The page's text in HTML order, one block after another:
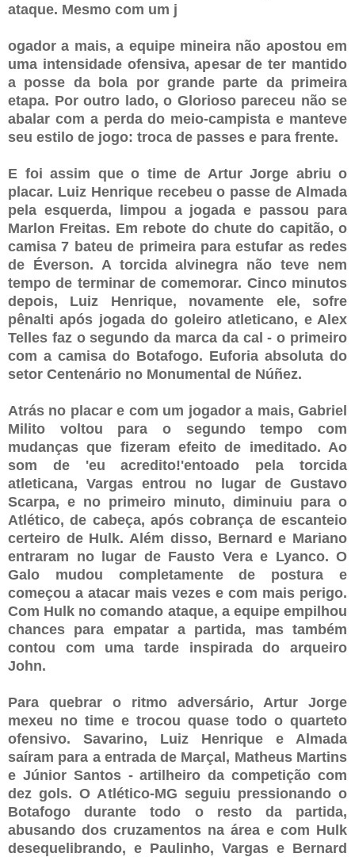
ataque. Mesmo com um j
ogador a mais, a equipe mineira não apostou em
uma intensidade ofensiva, apesar de ter mantido
a posse da bola por grande parte da primeira
etapa. Por outro lado, o Glorioso pareceu não se
abalar com a perda do meio-campista e manteve
seu estilo de jogo: troca de passes e para frente.
E foi assim que o time de Artur Jorge abriu o
placar. Luiz Henrique recebeu o passe de Almada
pela esquerda, limpou a jogada e passou para
Marlon Freitas. Em rebote do chute do capitão, o
camisa 7 bateu de primeira para estufar as redes
de Éverson. A torcida alvinegra não teve nem
tempo de terminar de comemorar. Cinco minutos
depois, Luiz Henrique, novamente ele, sofre
pênalti após jogada do goleiro atleticano, e Alex
Telles faz o segundo da marca da cal - o primeiro
com a camisa do Botafogo. Euforia absoluta do
setor Centenário no Monumental de Núñez.
Atrás no placar e com um jogador a mais, Gabriel
Milito voltou para o segundo tempo com
mudanças que fizeram efeito de imeditado. Ao
som de 'eu acredito!'entoado pela torcida
atleticana, Vargas entrou no lugar de Gustavo
Scarpa, e no primeiro minuto, diminuiu para o
Atlético, de cabeça, após cobrança de escanteio
certeiro de Hulk. Além disso, Bernard e Mariano
entraram no lugar de Fausto Vera e Lyanco. O
Galo mudou completamente de postura e
começou a atacar mais vezes e com mais perigo.
Com Hulk no comando ataque, a equipe empilhou
chances para empatar a partida, mas também
contou com uma tarde inspirada do arqueiro
John.
Para quebrar o ritmo adversário, Artur Jorge
mexeu no time e trocou quase todo o quarteto
ofensivo. Savarino, Luiz Henrique e Almada
saíram para a entrada de Marçal, Matheus Martins
e Júnior Santos - artilheiro da competição com
dez gols. O Atlético-MG seguiu pressionando o
Botafogo durante todo o resto da partida,
abusando dos cruzamentos na área e com Hulk
desequelibrando, e Paulinho, Vargas e Bernard